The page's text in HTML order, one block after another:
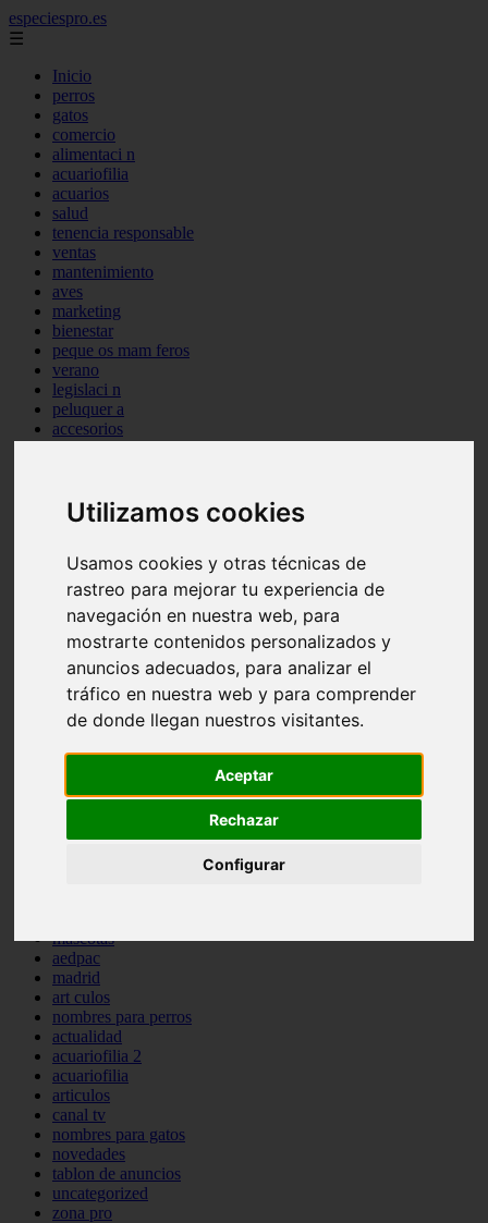
Utilizamos cookies
Usamos cookies y otras técnicas de
rastreo para mejorar tu experiencia de
navegación en nuestra web, para
mostrarte contenidos personalizados y
anuncios adecuados, para analizar el
tráfico en nuestra web y para comprender
de donde llegan nuestros visitantes.
Aceptar
Rechazar
Configurar
especiespro.es
☰
Inicio
perros
gatos
comercio
alimentaci n
acuariofilia
acuarios
salud
tenencia responsable
ventas
mantenimiento
aves
marketing
bienestar
peque os mam feros
verano
legislaci n
peluquer a
accesorios
comportamiento
protagonistas
abandono
adopci n
higiene
snacks
acuario
iberzoo propet
comercios
estanques
conejos
navidad
terapia asistida
mascotas
aedpac
madrid
art culos
nombres para perros
actualidad
acuariofilia 2
acuariofilia
articulos
canal tv
nombres para gatos
novedades
tablon de anuncios
uncategorized
zona pro